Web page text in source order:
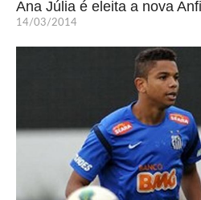
Ana Júlia é eleita a nova
14/03/2014